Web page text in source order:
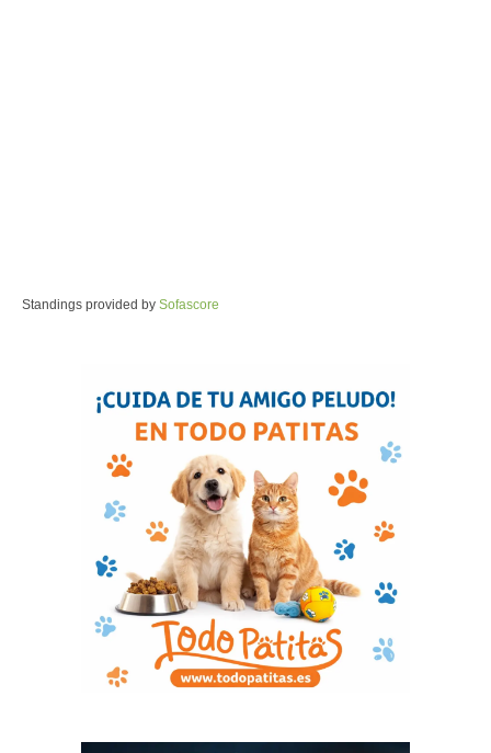
Standings provided by Sofascore